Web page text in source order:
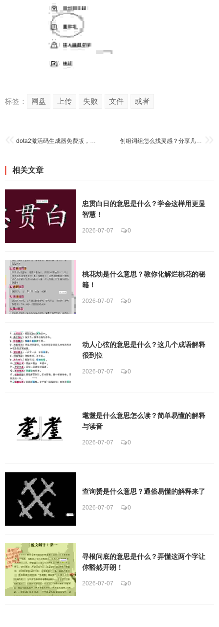
标签： 网盘 上传 失败 文件 或者
dota2激活码生成器免费版，你绝对不能错过的福利！ 创组词组怎么找灵感？分享几个好用的方法，让灵感源源不断！
相关文章
忠贯白日的意思是什么？学会这样用更显
智慧！
2026-07-07 0
桃花劫是什么意思？教你化解烂桃花的秘
籍！
2026-07-07 0
动人心弦的意思是什么？这几个成语解释
很到位
2026-07-07 0
耄耋是什么意思怎么读？简单易懂的解释
与读音
2026-07-07 0
查询赟是什么意思？通俗易懂的解释来了
2026-07-07 0
寻根问底的意思是什么？弄懂这两个字让
你豁然开朗！
2026-07-07 0